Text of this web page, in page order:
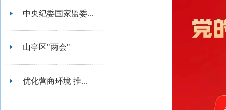
中央纪委国家监委...
山亭区"两会"
优化营商环境 推...